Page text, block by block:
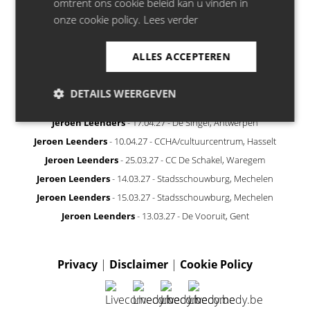
Juliet- 22.11.26 - Minard, Gent
- 14.10.26 - Zuiderpershuis, Antwerpen
Jeroen Leenders- 17.04.27 - De Singel, Antwerpen
Jeroen Leenders- 10.04.27 - CCHA/cultuurcentrum, Hasselt
Jeroen Leenders- 25.03.27 - CC De Schakel, Waregem
Jeroen Leenders- 14.03.27 - Stadsschouwburg, Mechelen
Jeroen Leenders- 15.03.27 - Stadsschouwburg, Mechelen
Jeroen Leenders- 13.03.27 - De Vooruit, Gent
Privacy | Disclaimer | Cookie Policy
omtrent ons cookie beleid kan u vinden in
onze cookie policy. Lees verder
ALLES ACCEPTEREN
DETAILS WEERGEVEN